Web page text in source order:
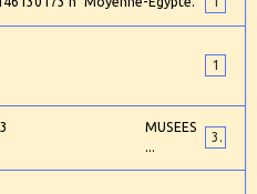
1
MUSEES
...
3